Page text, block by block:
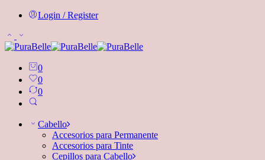
Login / Register
0
0
0
Cabello
Accesorios para Permanente
Accesorios para Tinte
Cepillos para Cabello